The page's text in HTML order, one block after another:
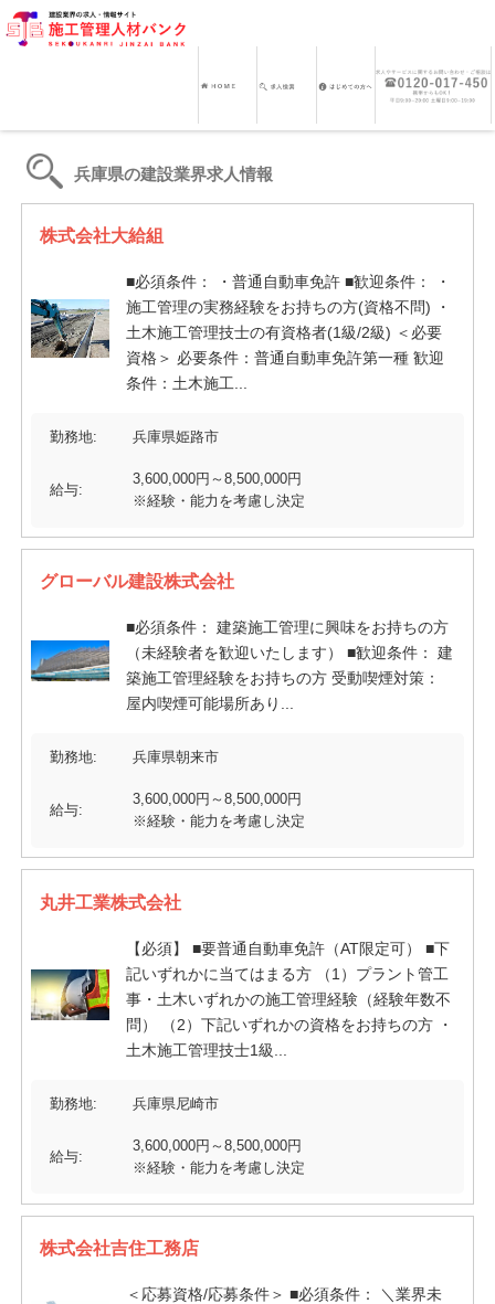
兵庫県の建設業界求人情報
株式会社大給組
■必須条件： ・普通自動車免許 ■歓迎条件： ・
施工管理の実務経験をお持ちの方(資格不問) ・
土木施工管理技士の有資格者(1級/2級) ＜必要
資格＞ 必要条件：普通自動車免許第一種 歓迎
条件：土木施工...
勤務地: 兵庫県姫路市
給与:
3,600,000円～8,500,000円
※経験・能力を考慮し決定
グローバル建設株式会社
■必須条件： 建築施工管理に興味をお持ちの方
（未経験者を歓迎いたします） ■歓迎条件： 建
築施工管理経験をお持ちの方 受動喫煙対策：
屋内喫煙可能場所あり...
勤務地: 兵庫県朝来市
給与:
3,600,000円～8,500,000円
※経験・能力を考慮し決定
丸井工業株式会社
【必須】 ■要普通自動車免許（AT限定可） ■下
記いずれかに当てはまる方 （1）プラント管工
事・土木いずれかの施工管理経験（経験年数不
問） （2）下記いずれかの資格をお持ちの方 ・
土木施工管理技士1級...
勤務地: 兵庫県尼崎市
給与:
3,600,000円～8,500,000円
※経験・能力を考慮し決定
株式会社吉住工務店
＜応募資格/応募条件＞ ■必須条件： ＼業界未